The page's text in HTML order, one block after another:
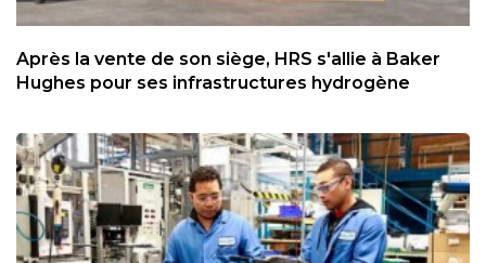
Après la vente de son siège, HRS s'allie à Baker
Hughes pour ses infrastructures hydrogène